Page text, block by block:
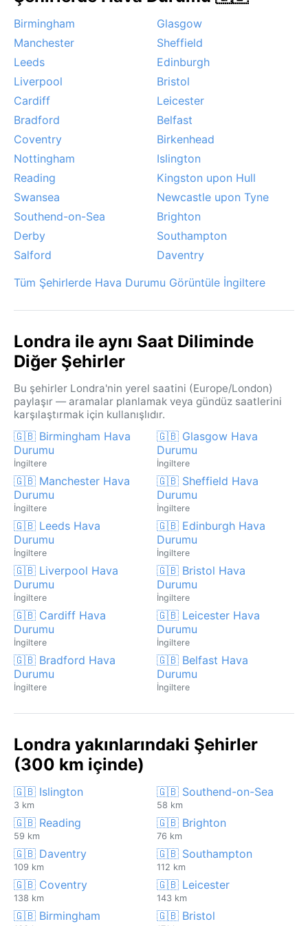
pus sık rastlanan bir durumdur. Kuvvetli rüzgarlar ya
da kasırga gibi aşırı olaylar hemen hemen hiç
yaşanmaz; kar, yılda birkaç kez hafifçe yüzeyi beyaza
boyar.
Birmingham
Glasgow
Manchester
Sheffield
Leeds
Edinburgh
Liverpool
Bristol
Cardiff
Leicester
Bradford
Belfast
Coventry
Birkenhead
Nottingham
Islington
Reading
Kingston upon Hull
Swansea
Newcastle upon Tyne
Southend-on-Sea
Brighton
Derby
Southampton
Salford
Daventry
Tüm Şehirlerde Hava Durumu Görüntüle İngiltere
Londra ile aynı Saat Diliminde
Diğer Şehirler
Bu şehirler Londra'nin yerel saatini (Europe/London)
paylaşır — aramalar planlamak veya gündüz saatlerini
karşılaştırmak için kullanışlıdır.
🇬🇧 Birmingham Hava
Durumu
İngiltere
🇬🇧 Glasgow Hava
Durumu
İngiltere
🇬🇧 Manchester Hava
Durumu
İngiltere
🇬🇧 Sheffield Hava
Durumu
İngiltere
🇬🇧 Leeds Hava
Durumu
İngiltere
🇬🇧 Edinburgh Hava
Durumu
İngiltere
🇬🇧 Liverpool Hava
Durumu
İngiltere
🇬🇧 Bristol Hava
Durumu
İngiltere
🇬🇧 Cardiff Hava
Durumu
İngiltere
🇬🇧 Leicester Hava
Durumu
İngiltere
🇬🇧 Bradford Hava
Durumu
İngiltere
🇬🇧 Belfast Hava
Durumu
İngiltere
Londra yakınlarındaki Şehirler
(300 km içinde)
🇬🇧 Islington
3 km
🇬🇧 Southend-on-Sea
58 km
🇬🇧 Reading
59 km
🇬🇧 Brighton
76 km
🇬🇧 Daventry
109 km
🇬🇧 Southampton
112 km
🇬🇧 Coventry
138 km
🇬🇧 Leicester
143 km
🇬🇧 Birmingham 🇬🇧 Bristol